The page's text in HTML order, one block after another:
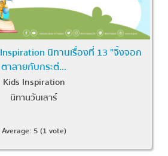
นิทานเรื่องที่ 13 "จิ้งจอก
ตาลายกับกระต่...
Kids Inspiration
นิทานวันเสาร์
Average: 5 (1 vote)